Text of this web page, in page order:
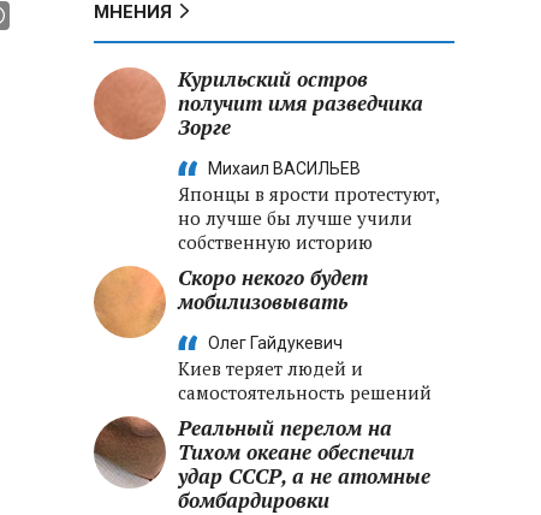
МНЕНИЯ
Курильский остров
получит имя разведчика
Зорге
Михаил ВАСИЛЬЕВ
Японцы в ярости протестуют,
но лучше бы лучше учили
собственную историю
Скоро некого будет
мобилизовывать
Олег Гайдукевич
Киев теряет людей и
самостоятельность решений
Реальный перелом на
Тихом океане обеспечил
удар СССР, а не атомные
бомбардировки